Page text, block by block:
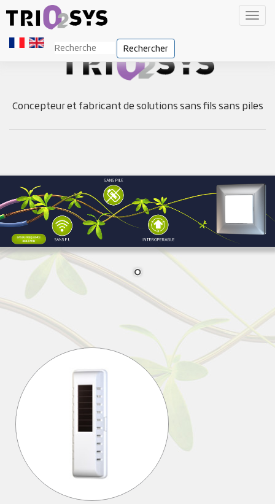
Rechercher
Concepteur et fabricant de solutions sans fils sans piles